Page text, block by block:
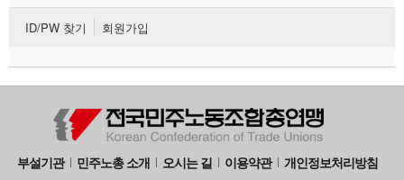
ID/PW 찾기 회원가입
부설기관 민주노총 소개 오시는 길 이용약관 개인정보처리방침
업무